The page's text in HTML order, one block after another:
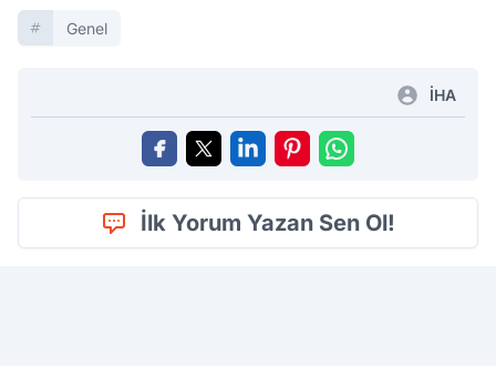
Genel
İHA
İlk Yorum Yazan Sen Ol!